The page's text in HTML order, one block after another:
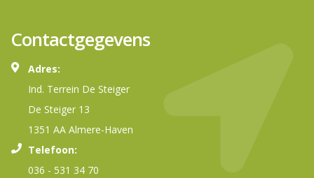
Contactgegevens
Adres:
Ind. Terrein De Steiger
De Steiger 13
1351 AA Almere-Haven
Telefoon:
036 - 531 34 70